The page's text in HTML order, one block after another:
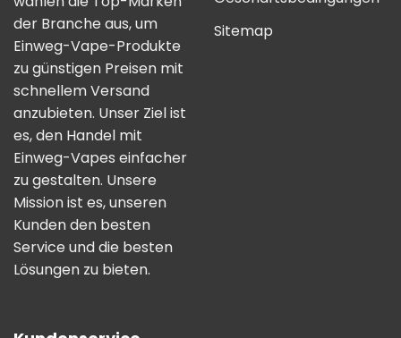
der Branche aus, um
Einweg-Vape-Produkte
zu günstigen Preisen mit
schnellem Versand
anzubieten. Unser Ziel ist
es, den Handel mit
Einweg-Vapes einfacher
zu gestalten. Unsere
Mission ist es, unseren
Kunden den besten
Service und die besten
Lösungen zu bieten.
Sitemap